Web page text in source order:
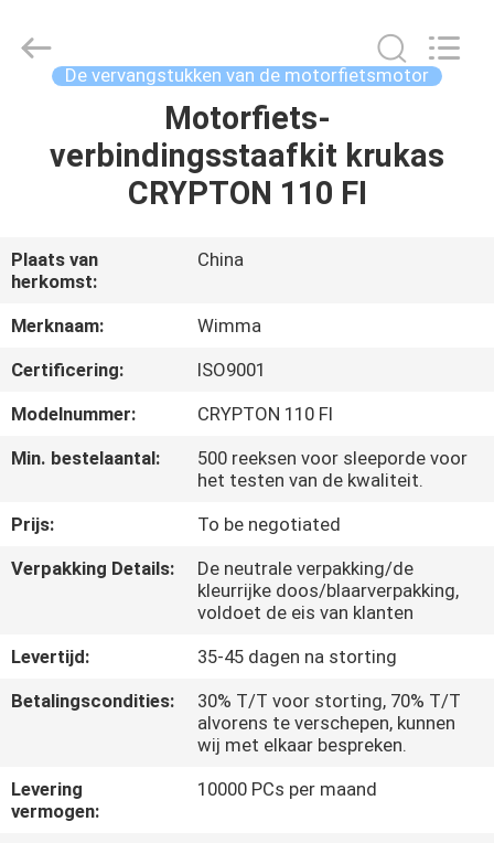
PRODUCTEN
VIDEO'S
OVER
ONS
KWALITEITSCONTROLE
NIEUWS
VRAAG
EEN
OFFERTE
SITEMAP
Spare
Parts
De vervangstukken van de motorfietsmotor
Motorfiets-
verbindingsstaafkit krukas
CRYPTON 110 FI
Plaats van
herkomst:
China
Merknaam:
Wimma
Certificering:
ISO9001
Modelnummer:
CRYPTON 110 FI
Min. bestelaantal:
500 reeksen voor sleeporde voor
het testen van de kwaliteit.
Prijs:
To be negotiated
Verpakking Details:
De neutrale verpakking/de
kleurrijke doos/blaarverpakking,
voldoet de eis van klanten
Levertijd:
35-45 dagen na storting
Betalingscondities:
30% T/T voor storting, 70% T/T
alvorens te verschepen, kunnen
wij met elkaar bespreken.
Levering
vermogen:
10000 PCs per maand